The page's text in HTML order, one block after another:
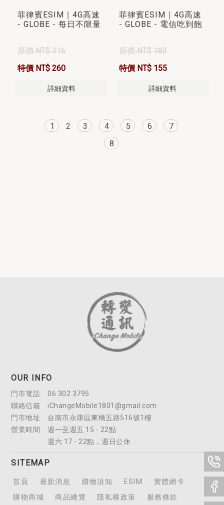
菲律賓ESIM｜4G高速
- GLOBE - 每日不限量
原價 NT$ 316
特價 NT$ 260
詳細資料
菲律賓ESIM｜4G高速
- GLOBE - 電信吃到飽
原價 NT$ 183
特價 NT$ 155
詳細資料
1 2 3 4 5 6
7
8
OUR INFO
06 302 3795
iChangeMobile1801@gmail.com
台南市永康區東橋五路516號1樓
週一至週五 15 - 22點
週六 17 - 22點，週日公休
SITEMAP
首頁 最新消息 購物須知 ESIM
實體網卡
購物商城
商品總覽 隱私權政策 服務條款